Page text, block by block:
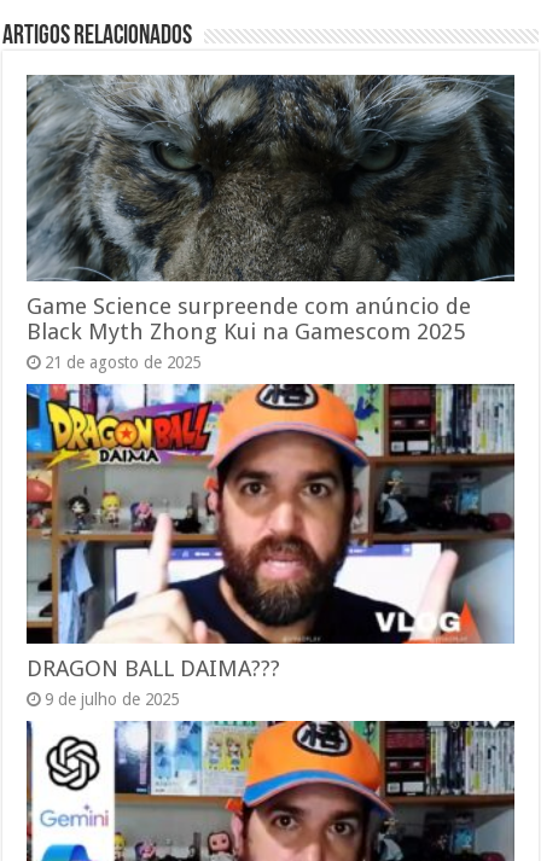
Artigos relacionados
Game Science surpreende com anúncio de
Black Myth Zhong Kui na Gamescom 2025
21 de agosto de 2025
DRAGON BALL DAIMA???
9 de julho de 2025